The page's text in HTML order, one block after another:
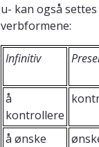
u- kan også
verbformene:
Infinitiv
å
kontrollere
å ønske